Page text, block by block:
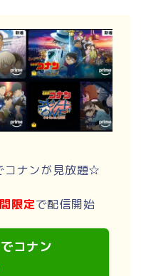
コナンが見放題☆
限定で配信開始
コナン